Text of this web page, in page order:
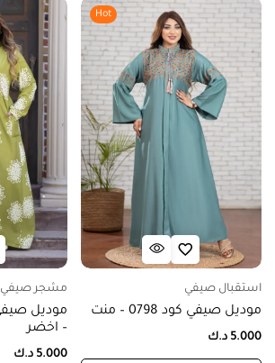
Hot
استقبال صيفي
موديل صيفي كود 0798 – منت
5.000 د.ك
مشجر صيفي
– اخضر
5.000 د.ك